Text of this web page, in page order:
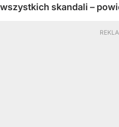
wszystkich skandali –